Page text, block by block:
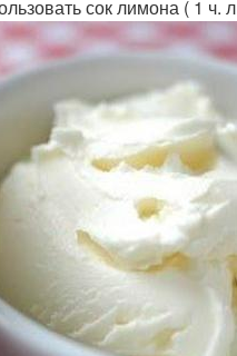
сок лимона ( 1 ч.